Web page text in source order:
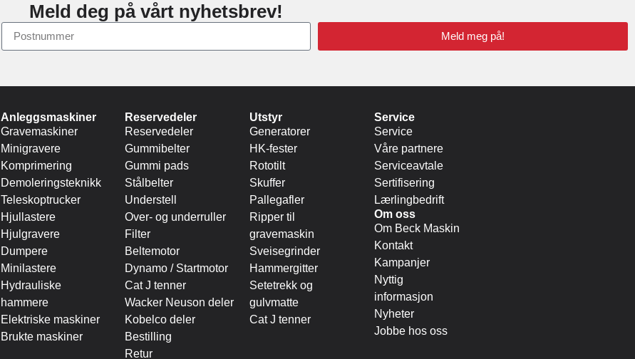
Meld deg på vårt nyhetsbrev!
Meld meg på!
Anleggsmaskiner
Gravemaskiner
Minigravere
Komprimering
Demoleringsteknikk
Teleskoptrucker
Hjullastere
Hjulgravere
Dumpere
Minilastere
Hydrauliske
hammere
Elektriske maskiner
Brukte maskiner
Reservedeler
Reservedeler
Gummibelter
Gummi pads
Stålbelter
Understell
Over- og underruller
Filter
Beltemotor
Dynamo / Startmotor
Cat J tenner
Wacker Neuson deler
Kobelco deler
Bestilling
Retur
Utstyr
Generatorer
HK-fester
Rototilt
Skuffer
Pallegafler
Ripper til
gravemaskin
Sveisegrinder
Hammergitter
Setetrekk og
gulvmatte
Cat J tenner
Service
Service
Våre partnere
Serviceavtale
Sertifisering
Lærlingbedrift
Om oss
Om Beck Maskin
Kontakt
Kampanjer
Nyttig
informasjon
Nyheter
Jobbe hos oss